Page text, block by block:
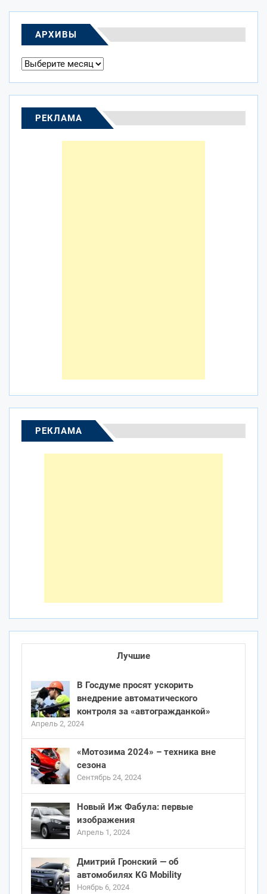
АРХИВЫ
Архивы
РЕКЛАМА
РЕКЛАМА
Лучшие
В Госдуме просят ускорить
внедрение автоматического
контроля за «автогражданкой»
Апрель 2, 2024
«Мотозима 2024» – техника вне
сезона
Сентябрь 24, 2024
Новый Иж Фабула: первые
изображения
Апрель 1, 2024
Дмитрий Гронский — об
автомобилях KG Mobility
Ноябрь 6, 2024